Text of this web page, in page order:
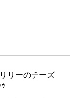
リーのチーズ